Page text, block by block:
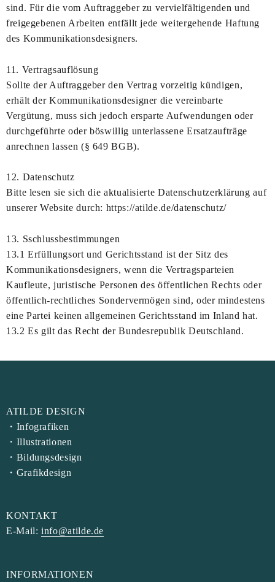
sind. Für die vom Auftraggeber zu vervielfältigenden und
freigegebenen Arbeiten entfällt jede weitergehende Haftung
des Kommunikationsdesigners.
11. Vertragsauflösung
Sollte der Auftraggeber den Vertrag vorzeitig kündigen,
erhält der Kommunikationsdesigner die vereinbarte
Vergütung, muss sich jedoch ersparte Aufwendungen oder
durchgeführte oder böswillig unterlassene Ersatzaufträge
anrechnen lassen (§ 649 BGB).
12. Datenschutz
Bitte lesen sie sich die aktualisierte Datenschutzerklärung auf
unserer Website durch: https://atilde.de/datenschutz/
13. Sschlussbestimmungen
13.1 Erfüllungsort und Gerichtsstand ist der Sitz des
Kommunikationsdesigners, wenn die Vertragsparteien
Kaufleute, juristische Personen des öffentlichen Rechts oder
öffentlich-rechtliches Sondervermögen sind, oder mindestens
eine Partei keinen allgemeinen Gerichtsstand im Inland hat.
13.2 Es gilt das Recht der Bundesrepublik Deutschland.
ATILDE DESIGN
・Infografiken
・Illustrationen
・Bildungsdesign
・Grafikdesign
KONTAKT
E-Mail:info@atilde.de
INFORMATIONEN